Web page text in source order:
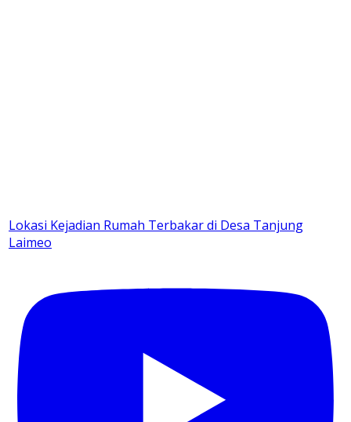
Lokasi Kejadian Rumah Terbakar di Desa Tanjung
Laimeo